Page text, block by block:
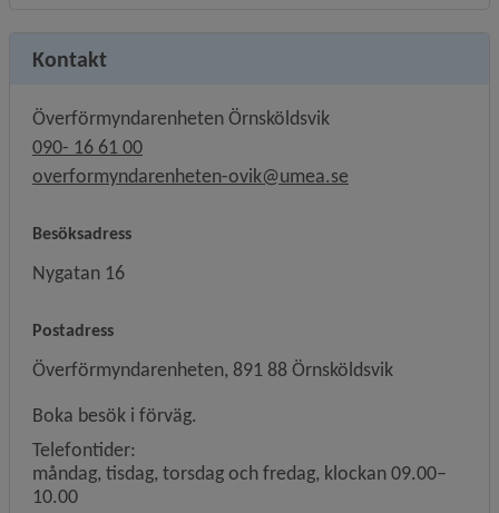
Kontakt
Överförmyndarenheten Örnsköldsvik
090- 16 61 00
overformyndarenheten-ovik@umea.se
Besöksadress
Nygatan 16
Postadress
Överförmyndarenheten, 891 88 Örnsköldsvik
Boka besök i förväg.
Telefontider:
måndag, tisdag, torsdag och fredag, klockan 09.00–
10.00